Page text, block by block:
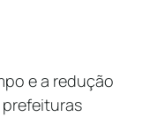
e a redução